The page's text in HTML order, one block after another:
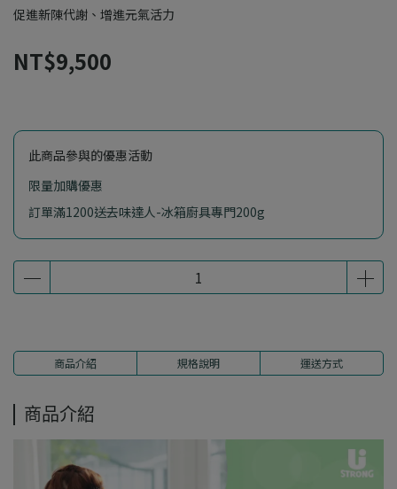
促進新陳代謝、增進元氣活力
NT$9,500
此商品參與的優惠活動
限量加購優惠
訂單滿1200送去味達人-冰箱廚具專門200g
商品介紹 規格說明 運送方式
商品介紹